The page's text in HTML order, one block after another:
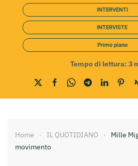
INTERVENTI
INTERVISTE
Primo piano
Tempo di lettura: 3
Home IL QUOTIDIANO
Mille
movimento